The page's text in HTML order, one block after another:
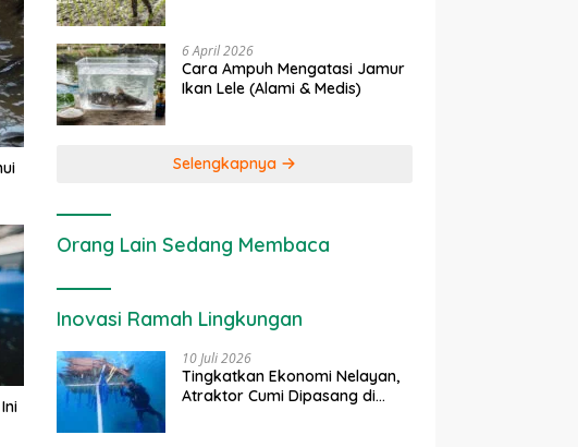
6 April 2026
Cara Ampuh Mengatasi Jamur
Ikan Lele (Alami & Medis)
Selengkapnya
Orang Lain Sedang Membaca
Inovasi Ramah Lingkungan
10 Juli 2026
Tingkatkan Ekonomi Nelayan,
Atraktor Cumi Dipasang di